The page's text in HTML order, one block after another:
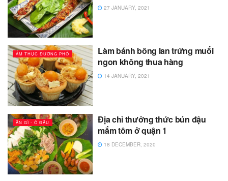
27 JANUARY, 2021
ẨM THỰC ĐƯỜNG PHỐ
Làm bánh bông lan trứng muối
ngon không thua hàng
14 JANUARY, 2021
ĂN GÌ - Ở ĐÂU
Địa chỉ thưởng thức bún đậu
mắm tôm ở quận 1
18 DECEMBER, 2020